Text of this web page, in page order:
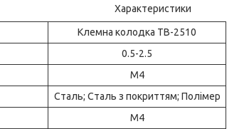
Характеристики
Клемна колодка ТВ-2510
0.5-2.5
М4
Сталь; Сталь з покриттям; Полімер
М4